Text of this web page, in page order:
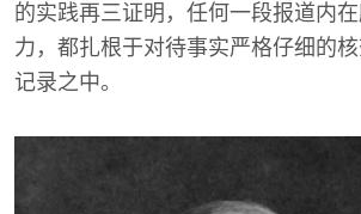
的实践再三证明，任何一段报道内
力，都扎根于对待事实严格仔细的
记录之中。